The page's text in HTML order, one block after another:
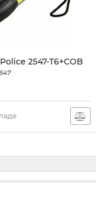
2547-T6+COB